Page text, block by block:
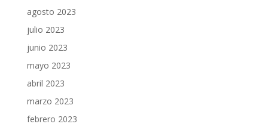
agosto 2023
julio 2023
junio 2023
mayo 2023
abril 2023
marzo 2023
febrero 2023